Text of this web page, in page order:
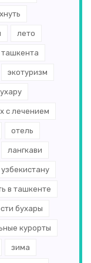
лето
ташкента
экотуризм
с лечением
отель
лангкави
в ташкенте
бухары
курорты
зима